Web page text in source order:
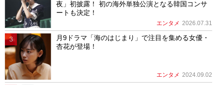
夜」初披露！ 初の海外単独公演となる韓国コンサ
ートも決定！
エンタメ 2026.07.31
月9ドラマ「海のはじまり」で注目を集める女優・
杏花が登場！
エンタメ 2024.09.02